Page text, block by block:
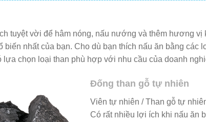
tuyệt vời để hâm nóng, nấu nướng và thêm hương vị
biến nhất của bạn. Cho dù bạn thích nấu ăn bằng các
lựa chọn loại than phù hợp với nhu cầu của doanh
Đống than gỗ tự nhiên
Viên tự nhiên / Than gỗ tự
Có rất nhiều lợi ích khi nấu ăn